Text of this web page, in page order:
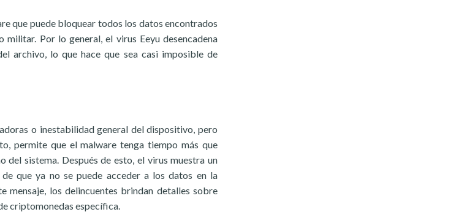
que puede bloquear todos los datos encontrados
Por lo general, el virus Eeyu desencadena
archivo, lo que hace que sea casi imposible de
o inestabilidad general del dispositivo, pero
permite que el malware tenga tiempo más que
sistema. Después de esto, el virus muestra un
que ya no se puede acceder a los datos en la
mensaje, los delincuentes brindan detalles sobre
criptomonedas específica.